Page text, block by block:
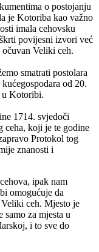
o postojanju
je Kotoriba kao važno
imala cehovsku
povijesni izvori već
Veliki ceh.
smatrati postolara
od 20.
u Kotoribi.
1714. svjedoči
ceha, koji je te godine
Protokol tog
znanosti i
ipak nam
omogućuje da
ceh. Mjesto je
za mjesta u
i to sve do